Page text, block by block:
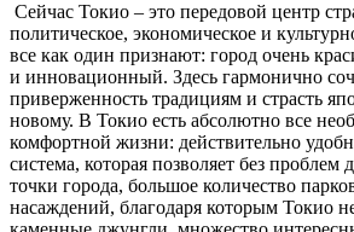
Сейчас Токио – это передовой центр
политическое, экономическое и
все как один признают: город очень
и инновационный. Здесь гармонично
приверженность традициям и страсть
новому. В Токио есть абсолютно все
комфортной жизни: действительно
система, которая позволяет без проблем
точки города, большое количество
насаждений, благодаря которым Токио